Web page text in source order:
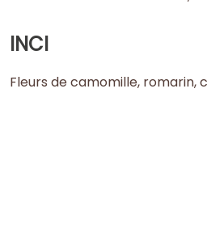
INCI
Fleurs de camomille, romarin,